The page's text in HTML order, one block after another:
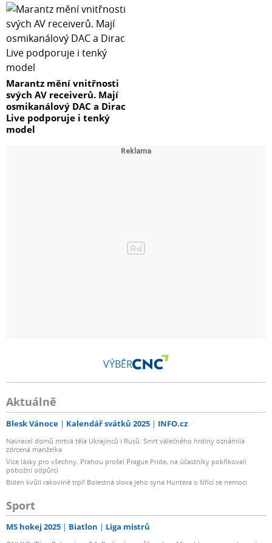
Marantz mění vnitřnosti
svých AV receiverů. Mají
osmikanálový DAC a Dirac
Live podporuje i tenký
model
VÝBĚR
Aktuálně
Blesk Vánoce Kalendář svátků 2025 INFO.cz
Navracel domů mrtvá těla Ukrajinců i Rusů: Smrt válečného hrdiny oznámila
zdrcená manželka
Více lásky pro všechny. Prahou prošel Prague Pride, na účastníky pokřikovali
pobožní odpůrci
Biden kvůli rakovině trpí! Bolestná slova jeho syna Huntera o šířící se nemoci
Sport
MS hokej 2025 Biatlon Liga mistrů